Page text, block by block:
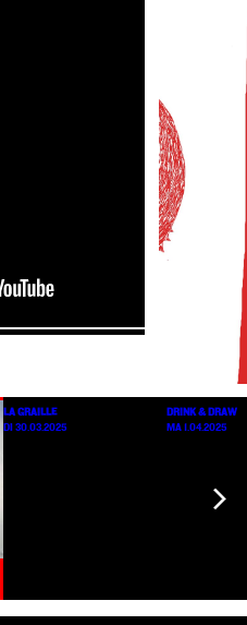
LA GRAILLE
DI 30.03.2025
DRINK & DRAW
MA 1.04.2025